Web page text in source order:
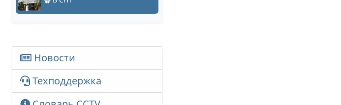
Новости
Техподдержка